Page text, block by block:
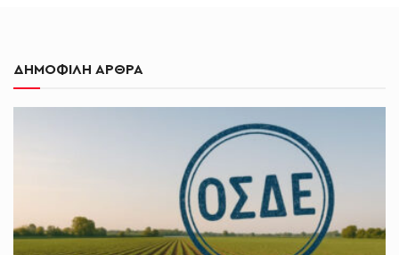
ΔΗΜΟΦΙΛΗ ΑΡΘΡΑ